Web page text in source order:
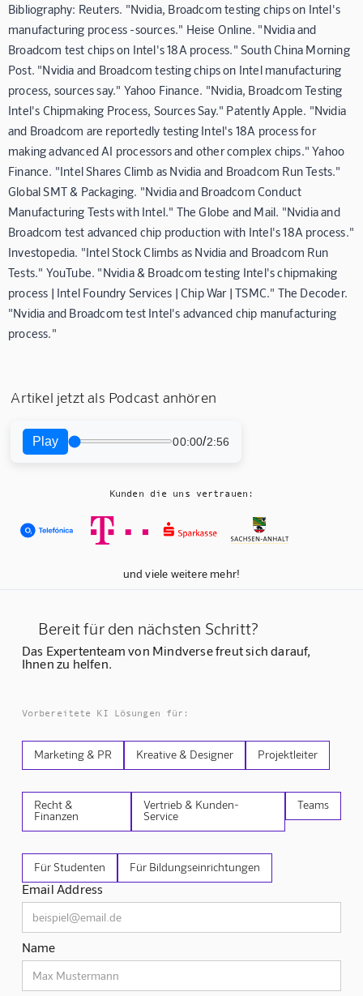
Bibliography: Reuters. "Nvidia, Broadcom testing chips on Intel's
manufacturing process -sources." Heise Online. "Nvidia and
Broadcom test chips on Intel's 18A process." South China Morning
Post. "Nvidia and Broadcom testing chips on Intel manufacturing
process, sources say." Yahoo Finance. "Nvidia, Broadcom Testing
Intel's Chipmaking Process, Sources Say." Patently Apple. "Nvidia
and Broadcom are reportedly testing Intel's 18A process for
making advanced AI processors and other complex chips." Yahoo
Finance. "Intel Shares Climb as Nvidia and Broadcom Run Tests."
Global SMT & Packaging. "Nvidia and Broadcom Conduct
Manufacturing Tests with Intel." The Globe and Mail. "Nvidia and
Broadcom test advanced chip production with Intel's 18A process."
Investopedia. "Intel Stock Climbs as Nvidia and Broadcom Run
Tests." YouTube. "Nvidia & Broadcom testing Intel's chipmaking
process | Intel Foundry Services | Chip War | TSMC." The Decoder.
"Nvidia and Broadcom test Intel's advanced chip manufacturing
process."
Artikel jetzt als Podcast anhören
Play 00:00/2:56
Kunden die uns vertrauen:
und viele weitere mehr!
Bereit für den nächsten Schritt?
Das Expertenteam von Mindverse freut sich darauf,
Ihnen zu helfen.
Vorbereitete KI Lösungen für:
Marketing & PR Kreative & Designer Projektleiter
Recht &
Finanzen
Vertrieb & Kunden-
Service
Teams
Für Studenten Für Bildungseinrichtungen
Email Address
Name